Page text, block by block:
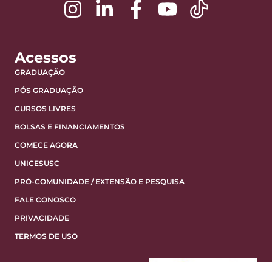
Acessos
GRADUAÇÃO
PÓS GRADUAÇÃO
CURSOS LIVRES
BOLSAS E FINANCIAMENTOS
COMECE AGORA
UNICESUSC
PRÓ-COMUNIDADE / EXTENSÃO E PESQUISA
FALE CONOSCO
PRIVACIDADE
TERMOS DE USO